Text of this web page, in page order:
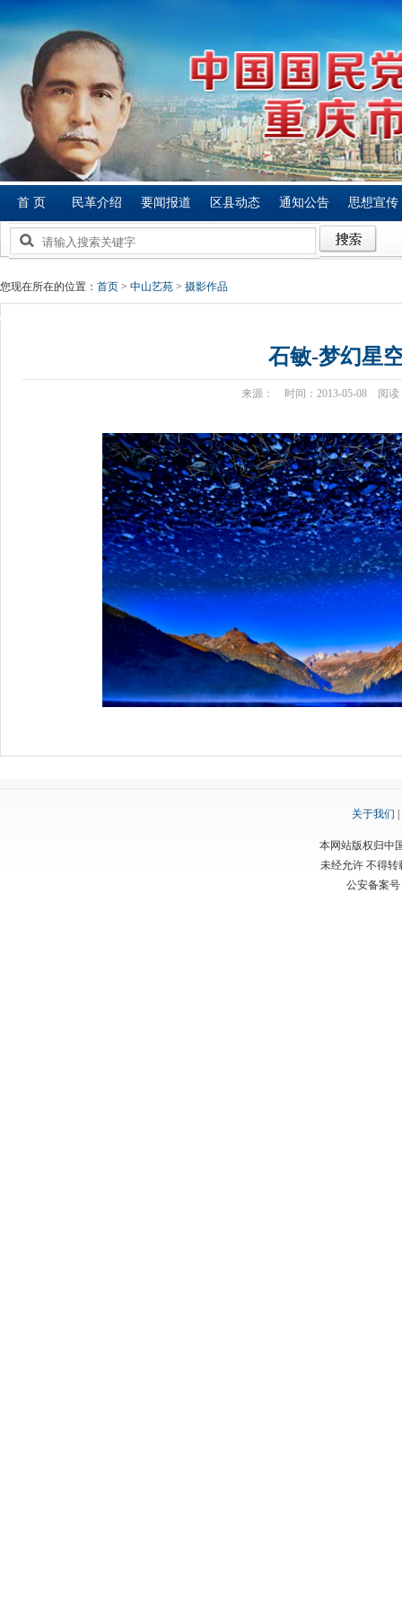
首 页 民革介绍 要闻报道 区县动态 通知公告 思想宣传
您现在所在的位置： 首页 > 中山艺苑 > 摄影作品
石敏-梦幻星
来源： 时间：2013-05-08 阅读
关于我们
本网站版权归中
未经允许 不得
公安备案号